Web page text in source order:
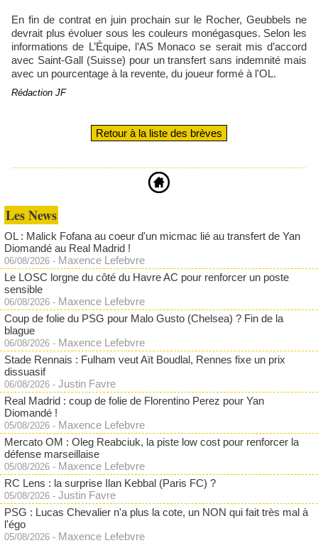
En fin de contrat en juin prochain sur le Rocher, Geubbels ne
devrait plus évoluer sous les couleurs monégasques. Selon les
informations de L’Équipe, l’AS Monaco se serait mis d’accord
avec Saint-Gall (Suisse) pour un transfert sans indemnité mais
avec un pourcentage à la revente, du joueur formé à l'OL.
Rédaction JF
Retour à la liste des brèves
Les News
OL : Malick Fofana au coeur d'un micmac lié au transfert de Yan
Diomandé au Real Madrid !
06/08/2026 - Maxence Lefebvre
Le LOSC lorgne du côté du Havre AC pour renforcer un poste
sensible
06/08/2026 - Maxence Lefebvre
Coup de folie du PSG pour Malo Gusto (Chelsea) ? Fin de la
blague
06/08/2026 - Maxence Lefebvre
Stade Rennais : Fulham veut Aït Boudlal, Rennes fixe un prix
dissuasif
06/08/2026 - Justin Favre
Real Madrid : coup de folie de Florentino Perez pour Yan
Diomandé !
05/08/2026 - Maxence Lefebvre
Mercato OM : Oleg Reabciuk, la piste low cost pour renforcer la
défense marseillaise
05/08/2026 - Maxence Lefebvre
RC Lens : la surprise Ilan Kebbal (Paris FC) ?
05/08/2026 - Justin Favre
PSG : Lucas Chevalier n'a plus la cote, un NON qui fait très mal à
l'égo
05/08/2026 - Maxence Lefebvre